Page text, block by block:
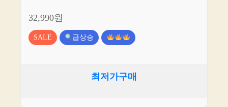
32,990원
SALE 급상승
최저가구매